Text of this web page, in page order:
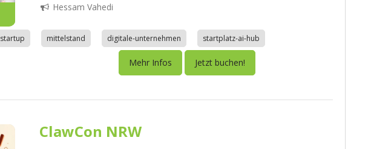
Hessam Vahedi
startup mittelstand digitale-unternehmen startplatz-ai-hub
Mehr Infos Jetzt buchen!
ClawCon NRW